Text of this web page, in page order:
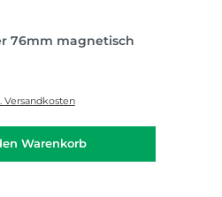
76mm magnetisch
Versandkosten
Warenkorb